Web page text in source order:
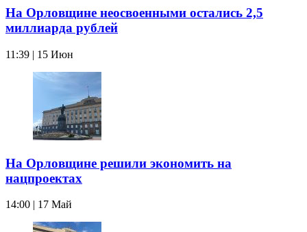
На Орловщине неосвоенными остались 2,5
миллиарда рублей
11:39 | 15 Июн
На Орловщине решили экономить на
нацпроектах
14:00 | 17 Май